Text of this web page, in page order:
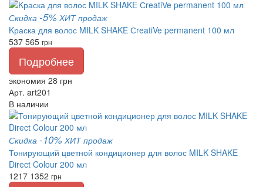
Скидка -5% ХИТ продаж
Kраска для волос MILK SHAKE СreatiVe permanent 100 мл
537 565 грн
Подробнее
экономия 28 грн
Арт. art201
В наличии
Скидка -10% ХИТ продаж
Тонирующий цветной кондиционер для волос MILK SHAKE
Direct Colour 200 мл
1217 1352 грн